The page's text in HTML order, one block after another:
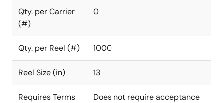
Qty. per Carrier
(#)
0
Qty. per Reel (#) 1000
Reel Size (in) 13
Requires Terms
Does not require acceptance